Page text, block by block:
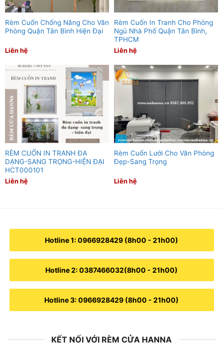
Rèm Cuốn Chống Nắng Cho Văn
Phòng Quận Tân Bình Hiện Đại
Liên hệ
Rèm Cuốn In Tranh Cho Phòng
Ngủ Nhà Phố Quận Tân Bình,
TPHCM
Liên hệ
RÈM CUỐN IN TRANH ĐA
DẠNG-SANG TRỌNG-HIỆN ĐẠI
HCT000101
Liên hệ
Rèm Cuốn Lưới Cho Văn Phòng
Đẹp-Sang Trọng
Liên hệ
Hotline 1: 0966928429 (8h00 - 21h00)
Hotline 2: 0387466032(8h00 - 21h00)
Hotline 3: 0966928429 (8h00 - 21h00)
KẾT NỐI VỚI RÈM CỬA HANNA